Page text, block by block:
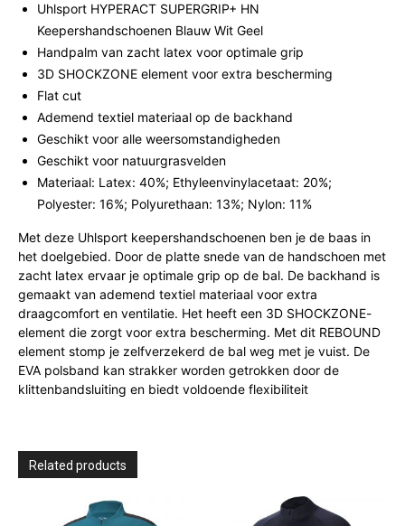
Uhlsport HYPERACT SUPERGRIP+ HN
Keepershandschoenen Blauw Wit Geel
Handpalm van zacht latex voor optimale grip
3D SHOCKZONE element voor extra bescherming
Flat cut
Ademend textiel materiaal op de backhand
Geschikt voor alle weersomstandigheden
Geschikt voor natuurgrasvelden
Materiaal: Latex: 40%; Ethyleenvinylacetaat: 20%;
Polyester: 16%; Polyurethaan: 13%; Nylon: 11%
Met deze Uhlsport keepershandschoenen ben je de baas in
het doelgebied. Door de platte snede van de handschoen met
zacht latex ervaar je optimale grip op de bal. De backhand is
gemaakt van ademend textiel materiaal voor extra
draagcomfort en ventilatie. Het heeft een 3D SHOCKZONE-
element die zorgt voor extra bescherming. Met dit REBOUND
element stomp je zelfverzekerd de bal weg met je vuist. De
EVA polsband kan strakker worden getrokken door de
klittenbandsluiting en biedt voldoende flexibiliteit
Related products